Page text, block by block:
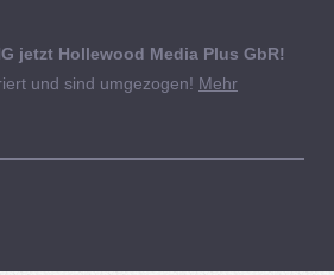
jetzt Hollewood Media Plus GbR!
und sind umgezogen! Mehr